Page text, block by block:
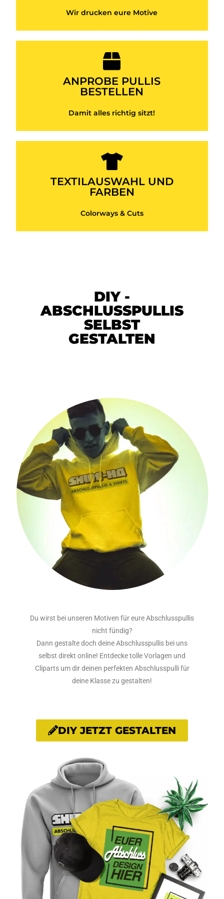
Wir drucken eure Motive
ANPROBE PULLIS
BESTELLEN
Damit alles richtig sitzt!
TESTEN & WOHLFÜHLEN
Anproben anfordern
TEXTILAUSWAHL UND
FARBEN
Colorways & Cuts
Pieces anschauen
DIY -
ABSCHLUSSPULLIS
SELBST
GESTALTEN
Du wirst bei unseren Motiven für eure Abschlusspullis
nicht fündig?
Dann gestalte doch deine Abschlusspullis bei uns
selbst direkt online! Entdecke tolle Vorlagen und
Cliparts um dir deinen perfekten Abschlusspulli für
deine Klasse zu gestalten!
DIY JETZT GESTALTEN